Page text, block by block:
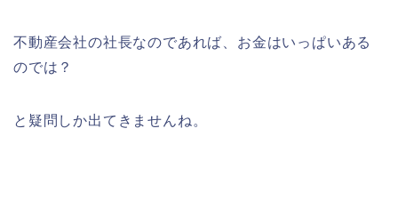
不動産会社の社長なのであれば、お金はいっぱいある
のでは？
と疑問しか出てきませんね。